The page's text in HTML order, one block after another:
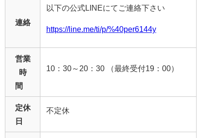
連絡
以下の公式LINEにてご連絡下さい
https://line.me/ti/p/%40per6144y
営業
時
間
10：30～20：30 （最終受付19：00）
定休
日
不定休